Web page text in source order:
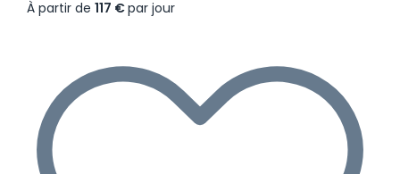
À partir de 117 €par jour